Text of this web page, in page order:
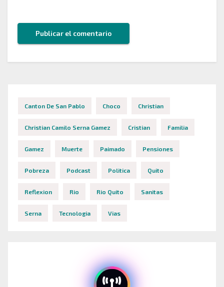
Canton De San Pablo Choco Christian
Christian Camilo Serna Gamez Cristian Familia
Gamez Muerte Paimado Pensiones
Pobreza Podcast Politica Quito
Reflexion Rio Rio Quito Sanitas
Serna Tecnologia Vias